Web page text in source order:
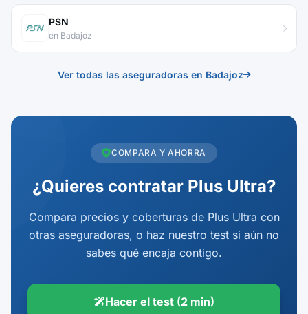
PSN
en Badajoz
Ver todas las aseguradoras en Badajoz
COMPARA Y AHORRA
¿Quieres contratar Plus Ultra?
Compara precios y coberturas de Plus Ultra con
otras aseguradoras, o haz nuestro test si aún no
sabes qué encaja contigo.
Hacer el test (2 min)